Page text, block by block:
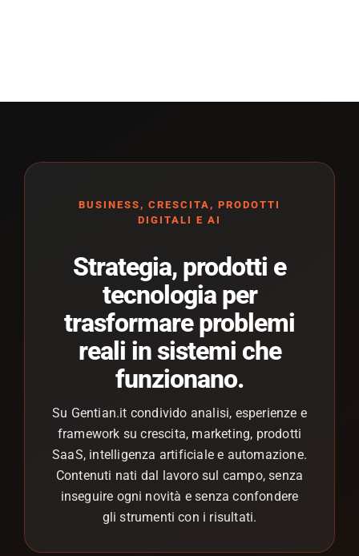
BUSINESS, CRESCITA, PRODOTTI
DIGITALI E AI
Strategia, prodotti e
tecnologia per
trasformare problemi
reali in sistemi che
funzionano.
Su Gentian.it condivido analisi, esperienze e
framework su crescita, marketing, prodotti
SaaS, intelligenza artificiale e automazione.
Contenuti nati dal lavoro sul campo, senza
inseguire ogni novità e senza confondere
gli strumenti con i risultati.